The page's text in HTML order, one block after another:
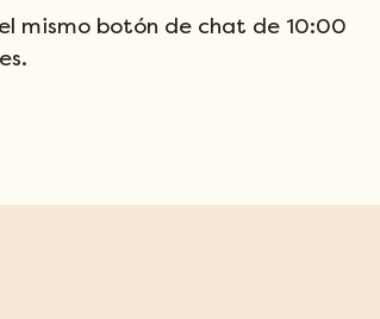
mismo botón de chat de 10:00